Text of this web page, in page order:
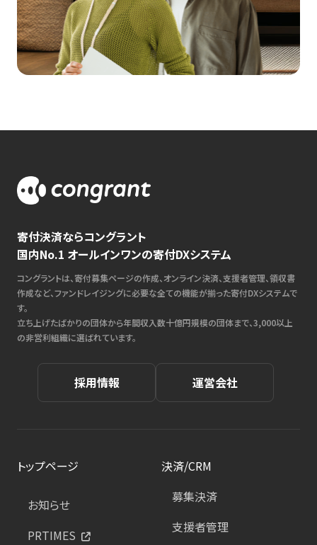
寄付決済ならコングラント
国内No.1 オールインワンの寄付DXシステム
コングラントは、寄付募集ページの作成、オンライン決済、支援者管理、領収書
作成など、ファンドレイジングに必要な全ての機能が揃った寄付DXシステムで
す。
立ち上げたばかりの団体から年間収入数十億円規模の団体まで、3,000以上
の非営利組織に選ばれています。
採用情報 運営会社
トップページ
お知らせ
PRTIMES
決済/CRM
募集決済
支援者管理